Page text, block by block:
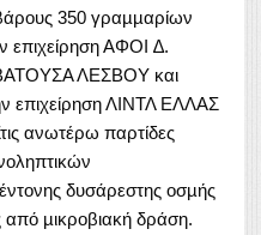
350 γραµµαρίων
επιχείρηση ΑΦΟΙ ∆.
ΛΕΣΒΟΥ και
επιχείρηση ΛΙΝΤΛ ΕΛΛΑΣ
ανωτέρω παρτίδες
δυσάρεστης οσµής
από µικροβιακή δράση.